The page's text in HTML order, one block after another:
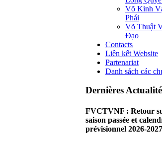
Võ Kinh
Phái
Võ Thuật
Đạo
Contacts
Liên kết Website
Partenariat
Danh sách các
Dernières
FVCTVNF : Retour
saison passée et
prévisionnel 2026-2027